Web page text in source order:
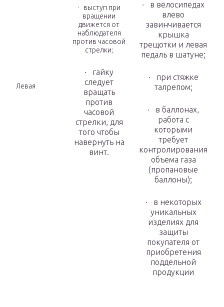
Левая
· выступ при
вращении
движется от
наблюдателя
против часовой
стрелки;
· гайку
следует
вращать
против
часовой
стрелки, для
того чтобы
навернуть на
винт.
· в велосипедах
влево
завинчивается
крышка
трещотки и левая
педаль в шатуне;
· при стяжке
талрепом;
· в баллонах,
работа с
которыми
требует
контролирования
объема газа
(пропановые
баллоны);
· в некоторых
уникальных
изделиях для
защиты
покупателя от
приобретения
поддельной
продукции